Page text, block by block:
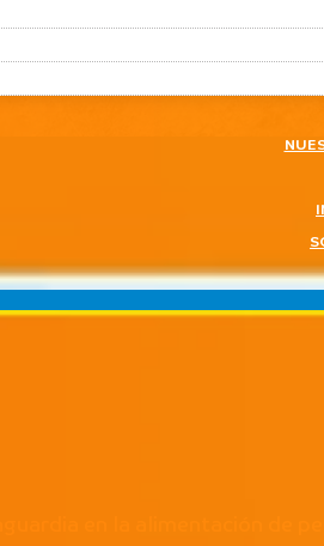
en la alimentación de